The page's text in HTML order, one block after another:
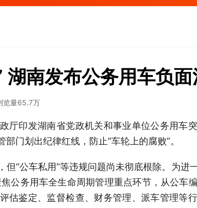
湖南发布公务用车负
览量65.7万
厅印发湖南省党政机关和事业单位公务用车
门划出纪律红线，防止“车轮上的腐败”。
“公车私用”等违规问题尚未彻底根除。为进
公务用车全生命周期管理重点环节，从公车
估鉴定、监督检查、财务管理、派车管理等